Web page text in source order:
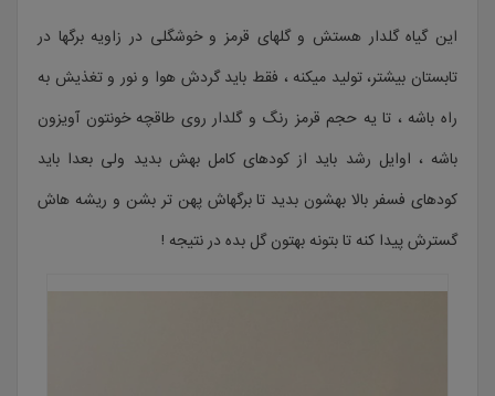
این گیاه گلدار هستش و گلهای قرمز و خوشگلی در زاویه برگها در
تابستان بیشتر، تولید میکنه ، فقط باید گردش هوا و نور و تغذیش به
راه باشه ، تا یه حجم قرمز رنگ و گلدار روی طاقچه خونتون آویزون
باشه ، اوایل رشد باید از کودهای کامل بهش بدید ولی بعدا باید
کودهای فسفر بالا بهشون بدید تا برگهاش پهن تر بشن و ریشه هاش
گسترش پیدا کنه تا بتونه بهتون گل بده در نتیجه !